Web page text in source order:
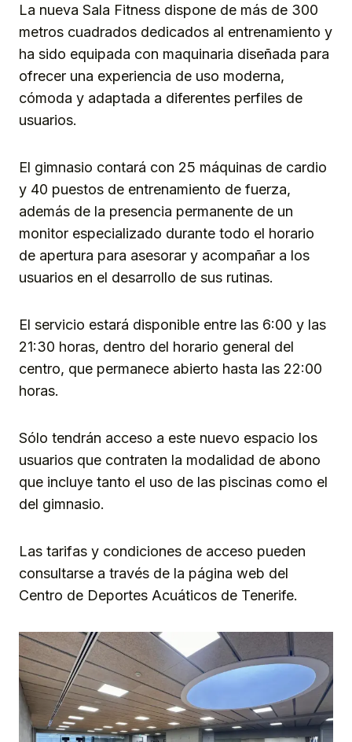
La nueva Sala Fitness dispone de más de 300
metros cuadrados dedicados al entrenamiento y
ha sido equipada con maquinaria diseñada para
ofrecer una experiencia de uso moderna,
cómoda y adaptada a diferentes perfiles de
usuarios.
El gimnasio contará con 25 máquinas de cardio
y 40 puestos de entrenamiento de fuerza,
además de la presencia permanente de un
monitor especializado durante todo el horario
de apertura para asesorar y acompañar a los
usuarios en el desarrollo de sus rutinas.
El servicio estará disponible entre las 6:00 y las
21:30 horas, dentro del horario general del
centro, que permanece abierto hasta las 22:00
horas.
Sólo tendrán acceso a este nuevo espacio los
usuarios que contraten la modalidad de abono
que incluye tanto el uso de las piscinas como el
del gimnasio.
Las tarifas y condiciones de acceso pueden
consultarse a través de la página web del
Centro de Deportes Acuáticos de Tenerife.